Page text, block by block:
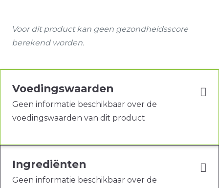
Voor dit product kan geen gezondheidsscore
berekend worden.
Voedingswaarden
Geen informatie beschikbaar over de
voedingswaarden van dit product
Ingrediënten
Geen informatie beschikbaar over de